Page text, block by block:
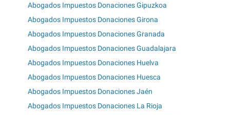
Abogados Impuestos Donaciones Gipuzkoa
Abogados Impuestos Donaciones Girona
Abogados Impuestos Donaciones Granada
Abogados Impuestos Donaciones Guadalajara
Abogados Impuestos Donaciones Huelva
Abogados Impuestos Donaciones Huesca
Abogados Impuestos Donaciones Jaén
Abogados Impuestos Donaciones La Rioja